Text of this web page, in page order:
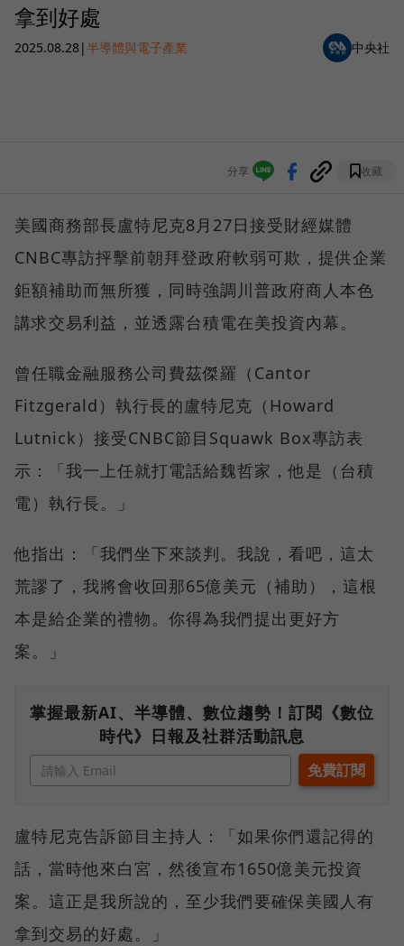
拿到好處
2025.08.28|半導體與電子產業 中央社
分享 收藏
美國商務部長盧特尼克8月27日接受財經媒體
CNBC專訪抨擊前朝拜登政府軟弱可欺，提供企業
鉅額補助而無所獲，同時強調川普政府商人本色
講求交易利益，並透露台積電在美投資內幕。
曾任職金融服務公司費茲傑羅（Cantor
Fitzgerald）執行長的盧特尼克（Howard
Lutnick）接受CNBC節目Squawk Box專訪表
示：「我一上任就打電話給魏哲家，他是（台積
電）執行長。」
他指出：「我們坐下來談判。我說，看吧，這太
荒謬了，我將會收回那65億美元（補助），這根
本是給企業的禮物。你得為我們提出更好方
案。」
掌握最新AI、半導體、數位趨勢！訂閱《數位
時代》日報及社群活動訊息
盧特尼克告訴節目主持人：「如果你們還記得的
話，當時他來白宮，然後宣布1650億美元投資
案。這正是我所說的，至少我們要確保美國人有
拿到交易的好處。」